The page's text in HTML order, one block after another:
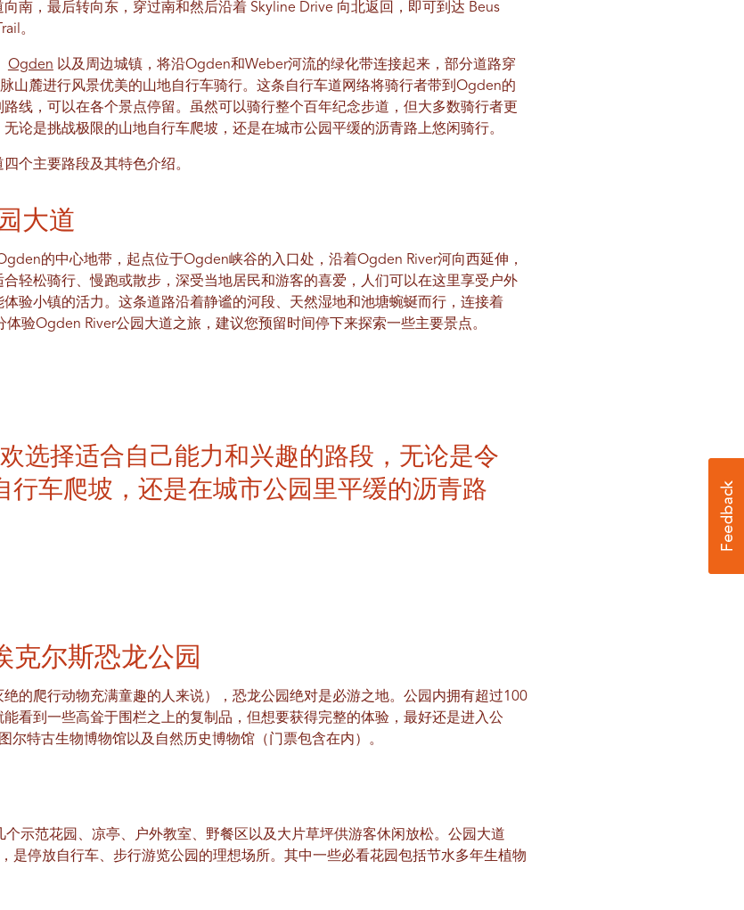
南，最后转向东，穿过南和然后沿着 Skyline Drive 向北返回，即可到达 Beus
。
Ogden 以及周边城镇，将沿Ogden和Weber河流的绿化带连接起来，部分道路穿
山麓进行风景优美的山地自行车骑行。这条自行车道网络将骑行者带到Ogden的
线，可以在各个景点停留。虽然可以骑行整个百年纪念步道，但大多数骑行者更
论是挑战极限的山地自行车爬坡，还是在城市公园平缓的沥青路上悠闲骑行。
个主要路段及其特色介绍。
大道
的中心地带，起点位于Ogden峡谷的入口处，沿着Ogden River河向西延伸，
轻松骑行、慢跑或散步，深受当地居民和游客的喜爱，人们可以在这里享受户外
验小镇的活力。这条道路沿着静谧的河段、天然湿地和池塘蜿蜒而行，连接着
验Ogden River公园大道之旅，建议您预留时间停下来探索一些主要景点。
选择适合自己能力和兴趣的路段，无论是令
行车爬坡，还是在城市公园里平缓的沥青路
尔斯恐龙公园
的爬行动物充满童趣的人来说），恐龙公园绝对是必游之地。公园内拥有超过100
看到一些高耸于围栏之上的复制品，但想要获得完整的体验，最好还是进入公
尔特古生物博物馆以及自然历史博物馆（门票包含在内）。
示范花园、凉亭、户外教室、野餐区以及大片草坪供游客休闲放松。公园大道
是停放自行车、步行游览公园的理想场所。其中一些必看花园包括节水多年生植物